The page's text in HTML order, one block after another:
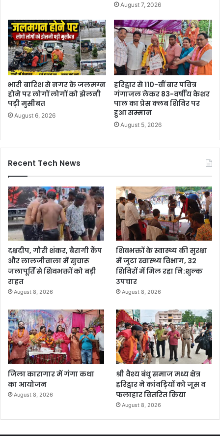
August 7, 2026
भारी बारिश से नगर के जलमग्न
होने पर लोगों लोगों को झेलनी
पड़ी मुसीबत
August 6, 2026
हरिद्वार से 110-वीं बार पवित्र
गंगाजल लेकर 83-वर्षीय केशर
पाल का प्रेस क्लब शिविर पर
हुआ सम्मान
August 5, 2026
Recent Tech News
दक्षदीप, गौरी शंकर, बैरागी कैंप
और लालजीवाला में सुचारू
जलापूर्ति से शिवभक्तों को बड़ी
राहत
August 8, 2026
शिवभक्तों के स्वास्थ्य की सुरक्षा
में जुटा स्वास्थ्य विभाग, 32
शिविरों में मिल रहा नि:शुल्क
उपचार
August 8, 2026
जिला कारागार में गंगा कथा
का आयोजन
August 8, 2026
श्री वैश्य बंधु समाज मध्य क्षेत्र
हरिद्वार ने कांवड़ियों को जूस व
फलाहार वितरित किया
August 8, 2026